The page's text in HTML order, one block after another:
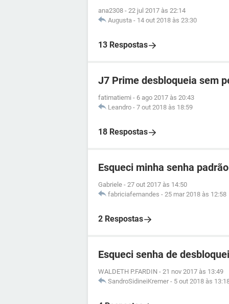
ana2308 - 22 jul 2017 às 22:14
Augusta - 14 out 2018 às 23:30
13 Respostas
J7 Prime desbloqueia sem
fatimatiemi - 6 ago 2017 às 20:43
Leandro - 7 out 2018 às 18:59
18 Respostas
Esqueci minha senha
Gabriele - 27 out 2017 às 14:50
fabriciafernandes - 25 mar 2018 às 12:58
2 Respostas
Esqueci senha de
WALDETH P.FARDIN - 21 nov 2017 às 13:49
SandroSidineiKremer - 5 out 2018 às